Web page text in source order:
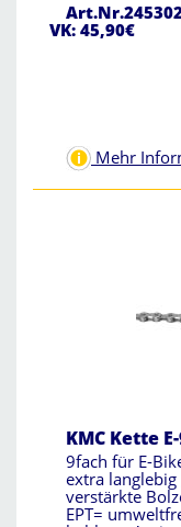
VK: 45,90€
Mehr
KMC Kette E-
9fach für E-
extra
verstärkte
EPT=